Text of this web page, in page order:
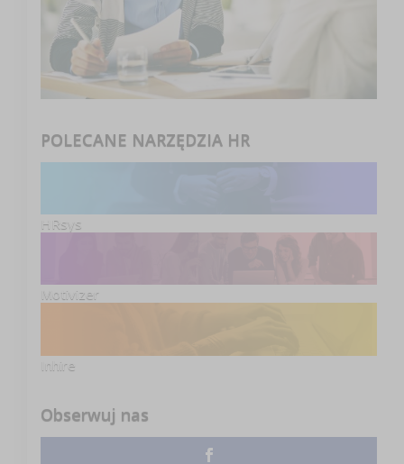
POLECANE NARZĘDZIA HR
HRsys
Motivizer
Inhire
Obserwuj nas